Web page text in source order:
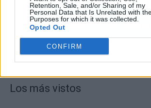
Retention, Sale, and/or Sharing of my
Personal Data that Is Unrelated with
Purposes for which it was collected.
Opted Out
CONFIRM
Los más vistos